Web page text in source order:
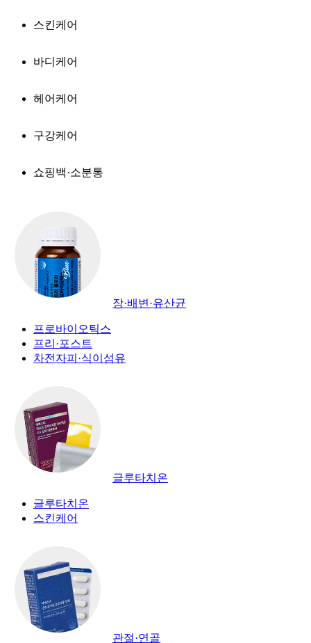
스킨케어
바디케어
헤어케어
구강케어
쇼핑백·소분통
장·배변·유산균
프로바이오틱스
프리·포스트
차전자피·식이섬유
글루타치온
글루타치온
스킨케어
관절·연골